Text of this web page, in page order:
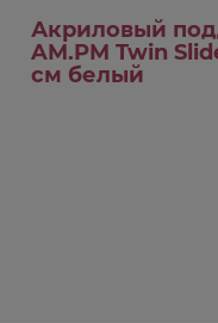
Акриловый
AM.PM Twin
см белый